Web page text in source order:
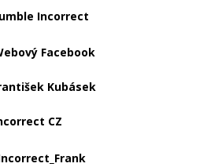
Incorrect
Facebook
Kubásek
CZ